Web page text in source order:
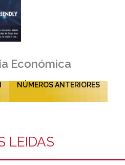
Económica
NÚMEROS ANTERIORES
LEIDAS